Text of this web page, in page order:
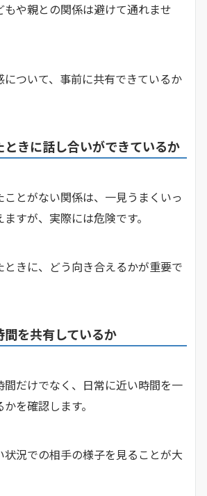
や親との関係は避けて通れませ
について、事前に共有できているか
ときに話し合いができているか
ことがない関係は、一見うまくいっ
すが、実際には危険です。
ときに、どう向き合えるかが重要で
を共有しているか
間だけでなく、日常に近い時間を一
を確認します。
状況での相手の様子を見ることが大